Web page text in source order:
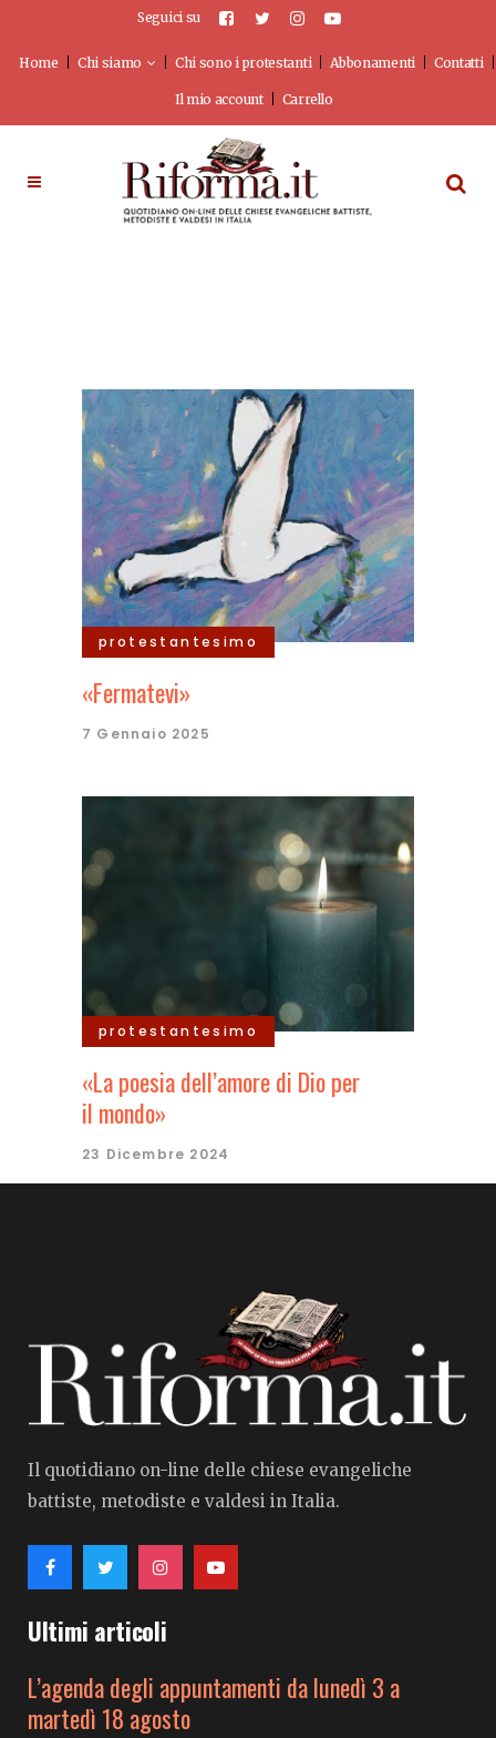
Seguici su
Home Chi siamo Chi sono i protestanti Abbonamenti Contatti
Il mio account Carrello
protestantesimo
«Fermatevi»
7 Gennaio 2025
protestantesimo
«La poesia dell’amore di Dio per
il mondo»
23 Dicembre 2024
Il quotidiano on-line delle chiese evangeliche
battiste, metodiste e valdesi in Italia.
Ultimi articoli
L’agenda degli appuntamenti da lunedì 3 a
martedì 18 agosto